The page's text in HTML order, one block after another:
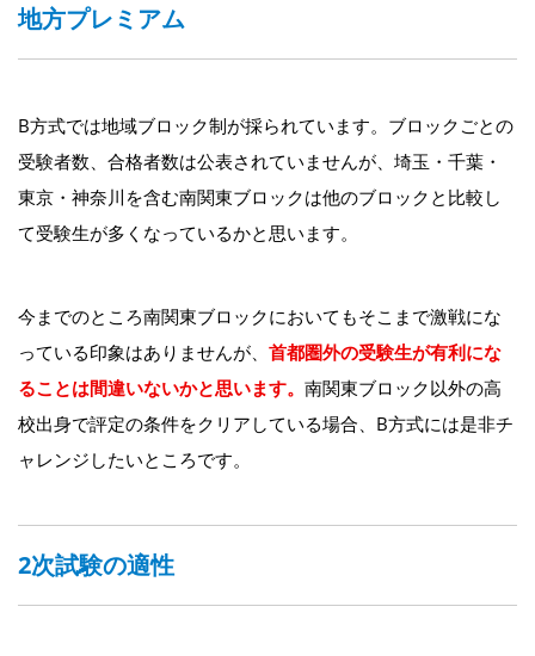
地方プレミアム
B方式では地域ブロック制が採られています。ブロックごとの
受験者数、合格者数は公表されていませんが、埼玉・千葉・
東京・神奈川を含む南関東ブロックは他のブロックと比較し
て受験生が多くなっているかと思います。
今までのところ南関東ブロックにおいてもそこまで激戦にな
っている印象はありませんが、 首都圏外の受験生が有利にな
ることは間違いないかと思います。 南関東ブロック以外の高
校出身で評定の条件をクリアしている場合、B方式には是非チ
ャレンジしたいところです。
2次試験の適性